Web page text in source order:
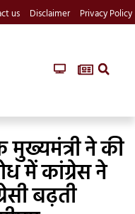
us Disclaimer Privacy Policy
ने की
में कांग्रेस ने
बढ़ती